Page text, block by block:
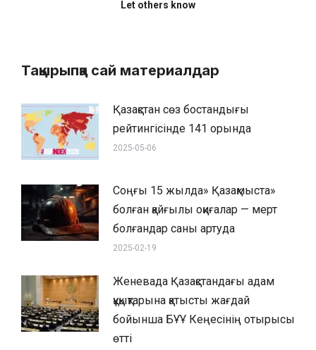
Let others know
Тақырыпқа сай материалдар
Қазақстан сөз бостандығы
рейтингісінде 141 орында
2025-05-06
Соңғы 15 жылда» Қазақмыста»
болған қайғылы оқиғалар — мерт
болғандар саны артуда
2025-02-19
Женевада Қазақстандағы адам
құқықтарына қатысты жағдай
бойынша БҰҰ Кеңесінің отырысы
өтті